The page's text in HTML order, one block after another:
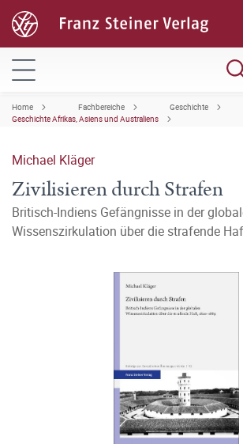
Home Fachbereiche
Geschichte
Geschichte Afrikas, Asiens und Australiens
Michael Kläger
Zivilisieren durch Strafen
Britisch-Indiens Gefängnisse in der
Wissenszirkulation über die strafende